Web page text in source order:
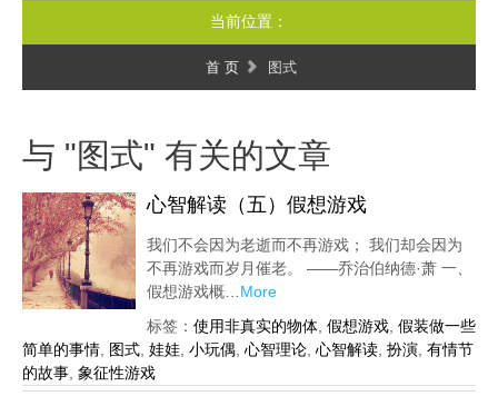
当前位置：
首 页 图式
与 "图式" 有关的文章
心智解读（五）假想游戏
我们不会因为老逝而不再游戏； 我们却会因为
不再游戏而岁月催老。 ——乔治伯纳德·萧 一、
假想游戏概… More
标签： 使用非真实的物体 假想游戏 假装做一些
简单的事情 图式 娃娃 小玩偶 心智理论 心智解读 扮演 有情节
的故事 象征性游戏